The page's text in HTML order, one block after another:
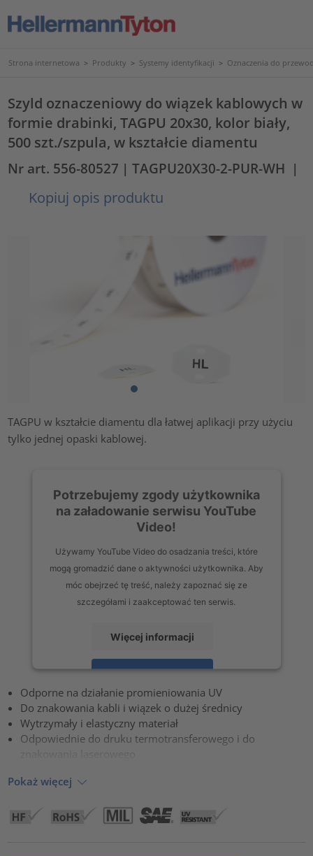
Strona internetowa > Produkty > Systemy identyfikacji > Oznaczenia do
Szyld oznaczeniowy do wiązek kablowych w
formie drabinki, TAGPU 20x30, kolor biały,
500 szt./szpula, w kształcie diamentu
Nr art. 556-80527 | TAGPU20X30-2-PUR-WH |
Kopiuj opis produktu
TAGPU w kształcie diamentu dla łatwej aplikacji przy użyciu
tylko jednej opaski kablowej.
Potrzebujemy zgody użytkownika
na załadowanie serwisu YouTube
Video!
Używamy YouTube Video do osadzania treści, które
mogą gromadzić dane o aktywności użytkownika. Aby
móc obejrzeć tę treść, należy zapoznać się ze
szczegółami i zaakceptować ten serwis.
Więcej informacji
Zaakceptuj
powered byUsercentrics Consent Management Platform
Odporne na działanie promieniowania UV
Do znakowania kabli i wiązek o dużej średnicy
Wytrzymały i elastyczny materiał
Odpowiednie do druku termotransferowego i do
Pokaż więcej